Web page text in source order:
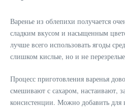
Варенье из облепихи получается
сладким вкусом и насыщенным
лучше всего использовать ягоды
слишком кислые, но и не
Процесс приготовления варенья
смешивают с сахаром, настаивают,
консистенции. Можно добавить для